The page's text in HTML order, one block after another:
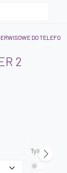
DO
2
Tylko